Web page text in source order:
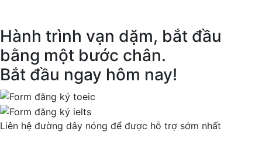
Hành trình vạn dặm, bắt đầu
bằng một bước chân.
Bắt đầu ngay hôm nay!
Liên hệ đường dây nóng để được hỗ trợ sớm nhất